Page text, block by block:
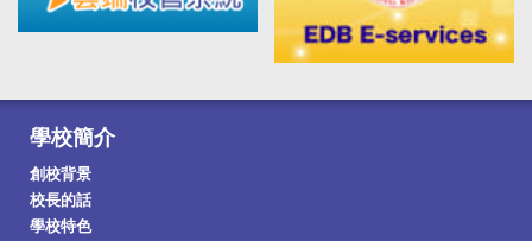
旅
學校簡介
創校背景
校長的話
學校特色